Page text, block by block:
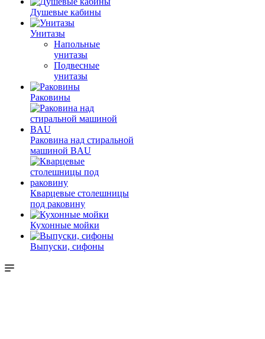
Душевые кабины
Унитазы
Напольные
унитазы
Подвесные
унитазы
Раковины
Раковина над стиральной
машиной BAU
Кварцевые столешницы
под раковину
Кухонные мойки
Выпуски, сифоны